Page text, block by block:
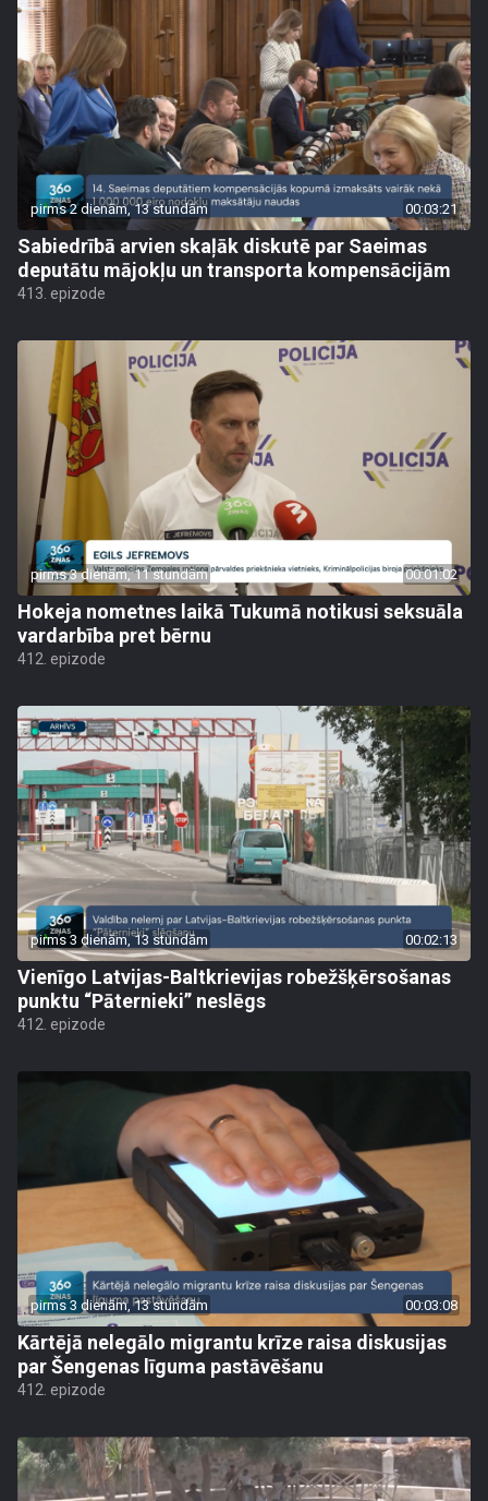
pirms 2 dienām, 13 stundām 00:03:21
Sabiedrībā arvien skaļāk diskutē par Saeimas
deputātu mājokļu un transporta kompensācijām
413. epizode
pirms 3 dienām, 11 stundām 00:01:02
Hokeja nometnes laikā Tukumā notikusi seksuāla
vardarbība pret bērnu
412. epizode
pirms 3 dienām, 13 stundām 00:02:13
Vienīgo Latvijas-Baltkrievijas robežšķērsošanas
punktu “Pāternieki” neslēgs
412. epizode
pirms 3 dienām, 13 stundām 00:03:08
Kārtējā nelegālo migrantu krīze raisa diskusijas
par Šengenas līguma pastāvēšanu
412. epizode